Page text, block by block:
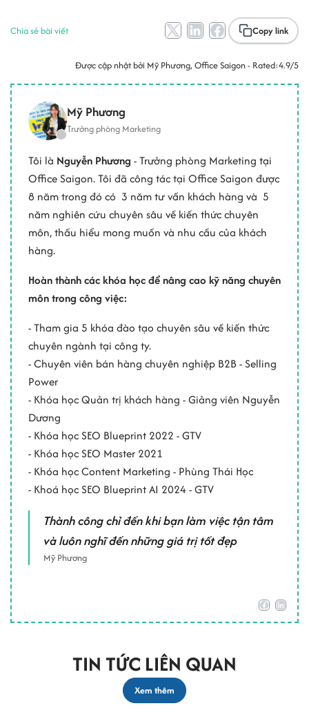
Chia sẻ bài viết Copy link
Được cập nhật bởi Mỹ Phương, Office Saigon - Rated:4.9/5
Mỹ Phương
Trưởng phòng Marketing
Tôi là Nguyễn Phương - Trưởng phòng Marketing tại
Office Saigon. Tôi đã công tác tại Office Saigon được
8 năm trong đó có 3 năm tư vấn khách hàng và 5
năm nghiên cứu chuyên sâu về kiến thức chuyên
môn, thấu hiểu mong muốn và nhu cầu của khách
hàng.
Hoàn thành các khóa học để nâng cao kỹ năng chuyên
môn trong công việc:
- Tham gia 5 khóa đào tạo chuyên sâu về kiến thức
chuyên ngành tại công ty.
- Chuyên viên bán hàng chuyên nghiệp B2B - Selling
Power
- Khóa học Quản trị khách hàng - Giảng viên Nguyễn
Dương
- Khóa học SEO Blueprint 2022 - GTV
- Khóa học SEO Master 2021
- Khóa học Content Marketing - Phùng Thái Học
- Khoá học SEO Blueprint AI 2024 - GTV
Thành công chỉ đến khi bạn làm việc tận tâm
và luôn nghĩ đến những giá trị tốt đẹp
Mỹ Phương
TIN TỨC LIÊN QUAN
Xem thêm